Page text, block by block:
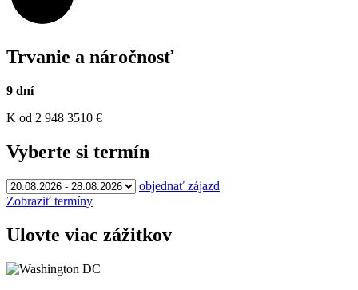
Trvanie a náročnosť
9 dní
K od 2 948 3510 €
Vyberte si termín
objednať zájazd
Zobraziť termíny
Ulovte viac zážitkov